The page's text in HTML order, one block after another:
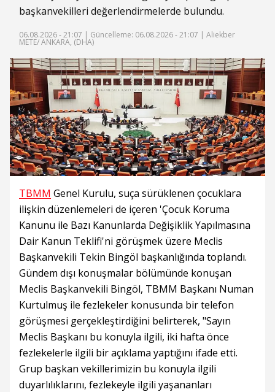
başkanvekilleri değerlendirmelerde bulundu.
06.08.2026 - 21:07 | Güncelleme: 06.08.2026 - 21:07 | Aliekber
METE/ ANKARA, (DHA)
TBMM Genel Kurulu, suça sürüklenen çocuklara
ilişkin düzenlemeleri de içeren 'Çocuk Koruma
Kanunu ile Bazı Kanunlarda Değişiklik Yapılmasına
Dair Kanun Teklifi'ni görüşmek üzere Meclis
Başkanvekili Tekin Bingöl başkanlığında toplandı.
Gündem dışı konuşmalar bölümünde konuşan
Meclis Başkanvekili Bingöl, TBMM Başkanı Numan
Kurtulmuş ile fezlekeler konusunda bir telefon
görüşmesi gerçekleştirdiğini belirterek, "Sayın
Meclis Başkanı bu konuyla ilgili, iki hafta önce
fezlekelerle ilgili bir açıklama yaptığını ifade etti.
Grup başkan vekillerimizin bu konuyla ilgili
duyarlılıklarını, fezlekeyle ilgili yaşananları